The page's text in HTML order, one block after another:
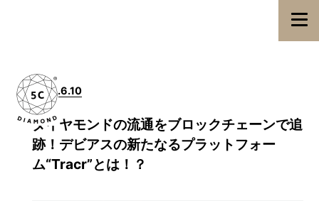
2018.6.10
ダイヤモンドの流通をブロックチェーンで追
跡！デビアスの新たなるプラットフォー
ム“Tracr”とは！？